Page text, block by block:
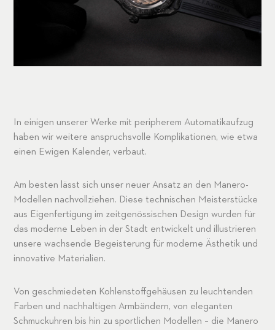
In einigen unserer Werke mit peripherem Automatikaufzug
haben wir weitere anspruchsvolle Komplikationen, wie etwa
einen Ewigen Kalender, verbaut.
Am besten lässt sich unser neuer Ansatz an den Manero-
Modellen nachvollziehen. Diese technischen Meisterstücke
aus Eigenfertigung im zeitgenössischen Design wurden für
das moderne Leben in der Stadt entwickelt und illustrieren
unsere wachsende Begeisterung für moderne Ästhetik und
innovative Materialien.
Von geschmiedeten Kohlenstoffgehäusen zu leuchtenden
Farben und nachhaltigen Armbändern, von eleganten
Schmuckuhren bis hin zu sportlichen Modellen – die Manero